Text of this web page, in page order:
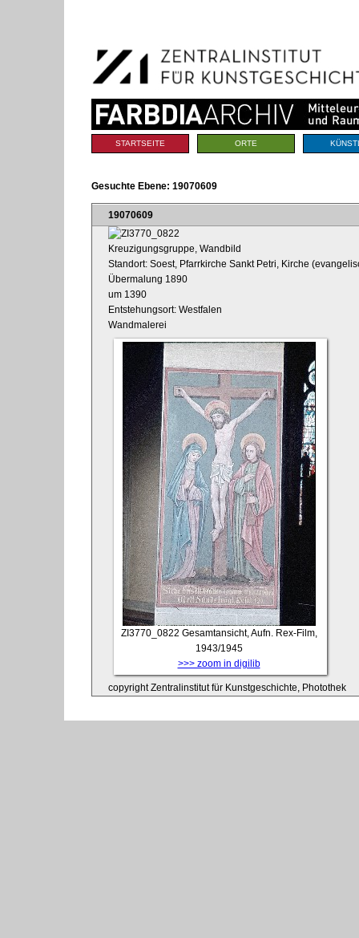
Navigation
Sektionen
STARTSEITE ORTE
Gesuchte Ebene: 19070609
19070609
Kreuzigungsgruppe, Wandbild
Standort: Soest, Pfarrkirche Sankt Petri, Kirche
Übermalung 1890
um 1390
Entstehungsort: Westfalen
Wandmalerei
ZI3770_0822 Gesamtansicht, Aufn. Rex-Film,
1943/1945
>>> zoom in digilib
copyright Zentralinstitut für Kunstgeschichte, Photothek